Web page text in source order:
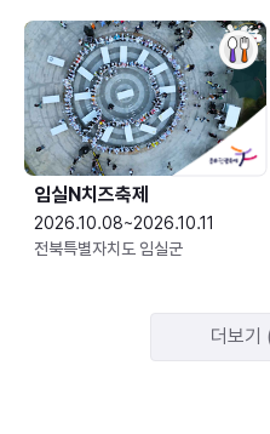
임실N치즈축제
2026.10.08~2026.10.11
전북특별자치도 임실군
더보